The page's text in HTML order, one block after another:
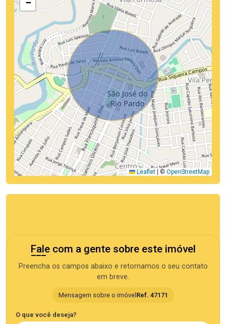
−
Leaflet | © OpenStreetMap
Fale com a gente sobre este imóvel
Preencha os campos abaixo e retornamos o seu contato
em breve.
Mensagem sobre o imóvelRef. 47171
O que você deseja?